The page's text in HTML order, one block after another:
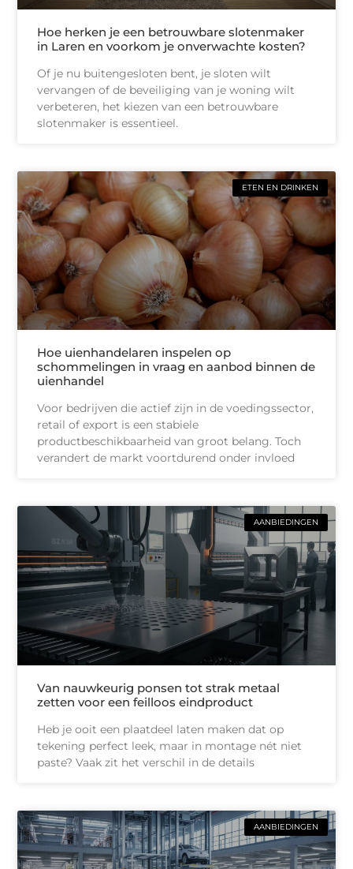
Hoe herken je een betrouwbare slotenmaker
in Laren en voorkom je onverwachte kosten?
Of je nu buitengesloten bent, je sloten wilt
vervangen of de beveiliging van je woning wilt
verbeteren, het kiezen van een betrouwbare
slotenmaker is essentieel.
ETEN EN DRINKEN
Hoe uienhandelaren inspelen op
schommelingen in vraag en aanbod binnen de
uienhandel
Voor bedrijven die actief zijn in de voedingssector,
retail of export is een stabiele
productbeschikbaarheid van groot belang. Toch
verandert de markt voortdurend onder invloed
AANBIEDINGEN
Van nauwkeurig ponsen tot strak metaal
zetten voor een feilloos eindproduct
Heb je ooit een plaatdeel laten maken dat op
tekening perfect leek, maar in montage nét niet
paste? Vaak zit het verschil in de details
AANBIEDINGEN